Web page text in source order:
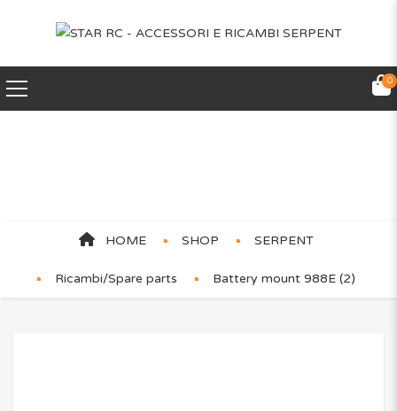
0
HOME SHOP SERPENT
Ricambi/Spare parts Battery mount 988E (2)